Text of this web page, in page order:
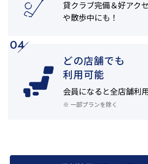
貸クラブ完備＆好アク
や散歩中にも！
04
どの店舗でも
利用可能
会員になると全店舗利
※ 一部プランを除く